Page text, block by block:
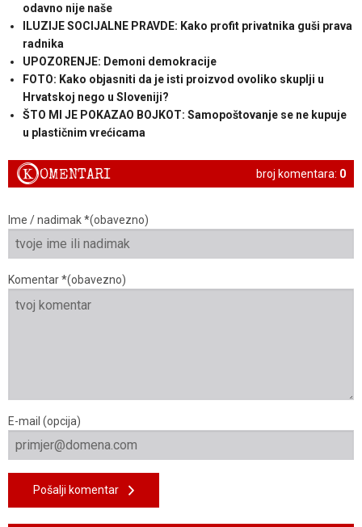
odavno nije naše
ILUZIJE SOCIJALNE PRAVDE: Kako profit privatnika guši prava
radnika
UPOZORENJE: Demoni demokracije
FOTO: Kako objasniti da je isti proizvod ovoliko skuplji u
Hrvatskoj nego u Sloveniji?
ŠTO MI JE POKAZAO BOJKOT: Samopoštovanje se ne kupuje
u plastičnim vrećicama
broj komentara: 0
KOMENTARI
Ime / nadimak *(obavezno)
Komentar *(obavezno)
E-mail (opcija)
Pošalji komentar